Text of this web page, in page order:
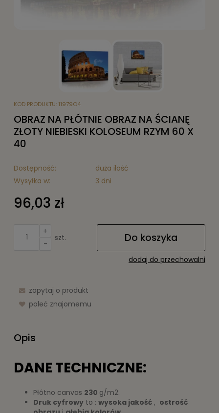
KOD PRODUKTU: 11979O4
OBRAZ NA PŁÓTNIE OBRAZ NA ŚCIANĘ
ZŁOTY NIEBIESKI KOLOSEUM RZYM 60 X
40
Dostępność:
duża ilość
Wysyłka w:
3 dni
96,03 zł
+
-
szt. Do koszyka
dodaj do przechowalni
zapytaj o produkt
poleć znajomemu
Opis
DANE TECHNICZNE:
Płótno canvas 230 g/m2.
Druk cyfrowy to : wysoka jakość , ostrość